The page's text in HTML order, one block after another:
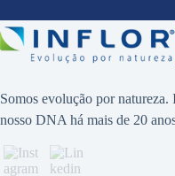
Somos evolução por
nosso DNA há mais de 20